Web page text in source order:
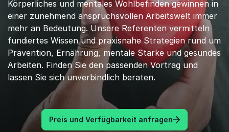
Körperliches und mentales Wohlbefinden gewinnen in
einer zunehmend anspruchsvollen Arbeitswelt immer
mehr an Bedeutung. Unsere Referenten vermitteln
fundiertes Wissen und praxisnahe Strategien rund um
Prävention, Ernährung, mentale Stärke und gesundes
Arbeiten. Finden Sie den passenden Vortrag und
lassen Sie sich unverbindlich beraten.
Preis und Verfügbarkeit anfragen